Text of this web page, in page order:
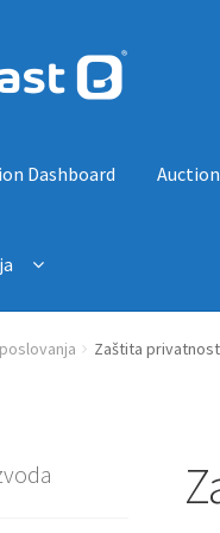
Dashboard
Auctions
Zaštita